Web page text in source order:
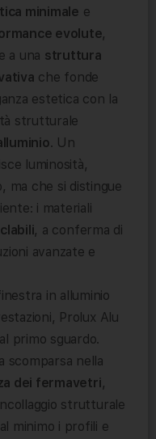
minimale e
evolute,
a una struttura
che fonde
estetica con la
strutturale
. Un
luminosità,
ma che si distingue
i materiali
, a conferma di
avanzate e
in alluminio
Prolux Alu
primo sguardo.
scomparsa nella
dei fermavetri,
strutturale
minimo i profili e